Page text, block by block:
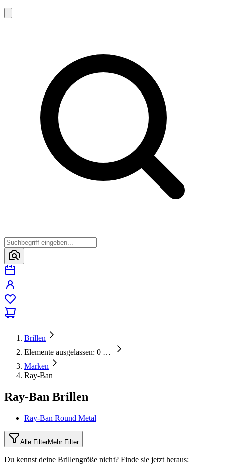
Brillen
Elemente ausgelassen: 0 …
Marken
Ray-Ban
Ray-Ban Brillen
Ray-Ban Round Metal
Alle FilterMehr Filter
Du kennst deine Brillengröße nicht? Finde sie jetzt heraus: